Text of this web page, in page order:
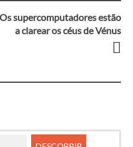
Os supercomputadores estão
a clarear os céus de Vénus